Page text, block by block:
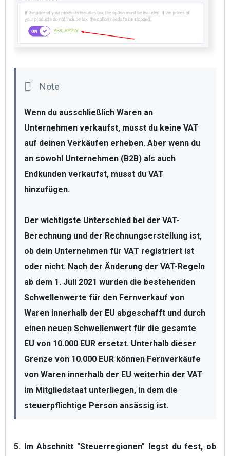
Wenn du ausschließlich Waren an
Unternehmen verkaufst, musst du keine VAT
auf deinen Verkäufen erheben. Aber wenn du
an sowohl Unternehmen (B2B) als auch
Endkunden verkaufst, musst du VAT
hinzufügen.
Der wichtigste Unterschied bei der VAT-
Berechnung und der Rechnungserstellung ist,
ob dein Unternehmen für VAT registriert ist
oder nicht. Nach der Änderung der VAT-Regeln
ab dem 1. Juli 2021 wurden die bestehenden
Schwellenwerte für den Fernverkauf von
Waren innerhalb der EU abgeschafft und durch
einen neuen Schwellenwert für die gesamte
EU von 10.000 EUR ersetzt. Unterhalb dieser
Grenze von 10.000 EUR können Fernverkäufe
von Waren innerhalb der EU weiterhin der VAT
im Mitgliedstaat unterliegen, in dem die
steuerpflichtige Person ansässig ist.
5. Im Abschnitt "Steuerregionen" legst du fest, ob